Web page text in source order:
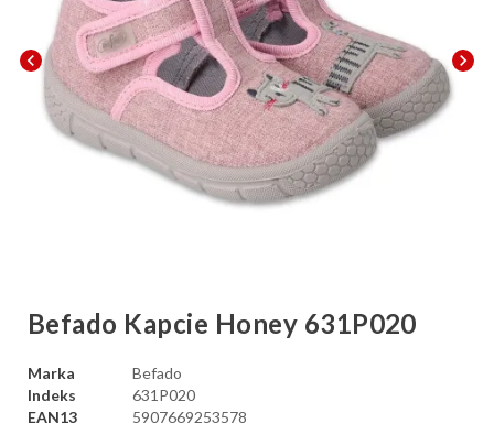
chevron_left chevron_right
Befado Kapcie Honey 631P020
Marka
Befado
Indeks
631P020
EAN13
5907669253578